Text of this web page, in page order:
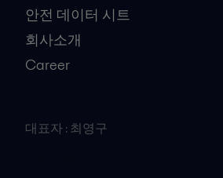
안전 데이터 시트
회사소개
Career
대표자 : 최영구